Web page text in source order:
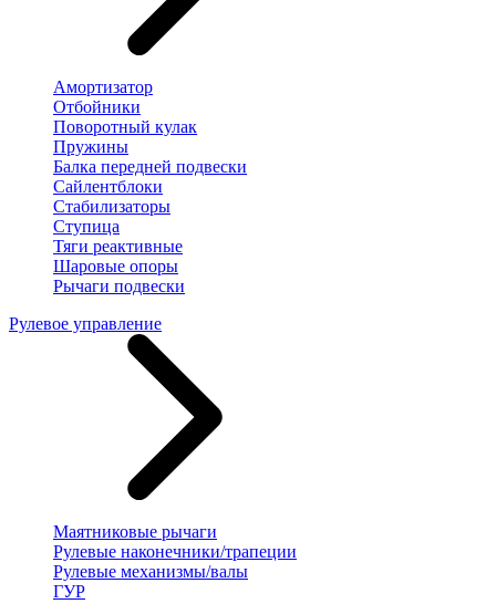
Амортизатор
Отбойники
Поворотный кулак
Пружины
Балка передней подвески
Сайлентблоки
Стабилизаторы
Ступица
Тяги реактивные
Шаровые опоры
Рычаги подвески
Рулевое управление
Маятниковые рычаги
Рулевые наконечники/трапеции
Рулевые механизмы/валы
ГУР